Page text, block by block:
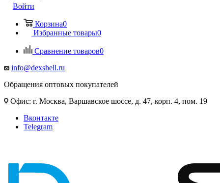
Войти
Корзина0
Избранные товары0
Сравнение товаров0
info@dexshell.ru
Обращения оптовых покупателей
Офис: г. Москва, Варшавское шоссе, д. 47, корп. 4, пом. 19
Вконтакте
Telegram